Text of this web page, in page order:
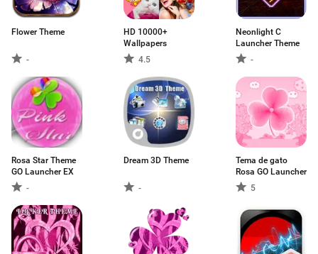
Flower Theme
-
HD 10000+
Wallpapers
4.5
Neonlight C
Launcher Theme
-
Rosa Star Theme
GO Launcher EX
-
Dream 3D Theme
-
Tema de gato
Rosa GO Launcher
5